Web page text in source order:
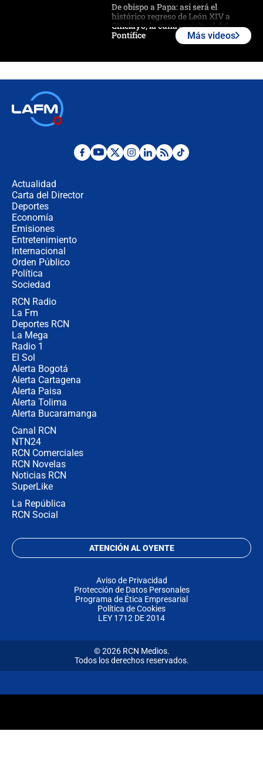
De obispo a Papa: así será el
histórico regreso de León XIV a
Chiclayo, la cuna espiritual del
Pontífice
¿La posesión de Abelardo De la
Más videos
Actualidad
Carta del Director
Deportes
Economía
Emisiones
Entretenimiento
Internacional
Orden Público
Política
Sociedad
RCN Radio
La Fm
Deportes RCN
La Mega
Radio 1
El Sol
Alerta Bogotá
Alerta Cartagena
Alerta Paisa
Alerta Tolima
Alerta Bucaramanga
Canal RCN
NTN24
RCN Comerciales
RCN Novelas
Noticias RCN
SuperLike
La República
RCN Social
ATENCIÓN AL OYENTE
Aviso de Privacidad
Protección de Datos Personales
Programa de Ética Empresarial
Política de Cookies
LEY 1712 DE 2014
© 2026 RCN Medios.
Todos los derechos reservados.